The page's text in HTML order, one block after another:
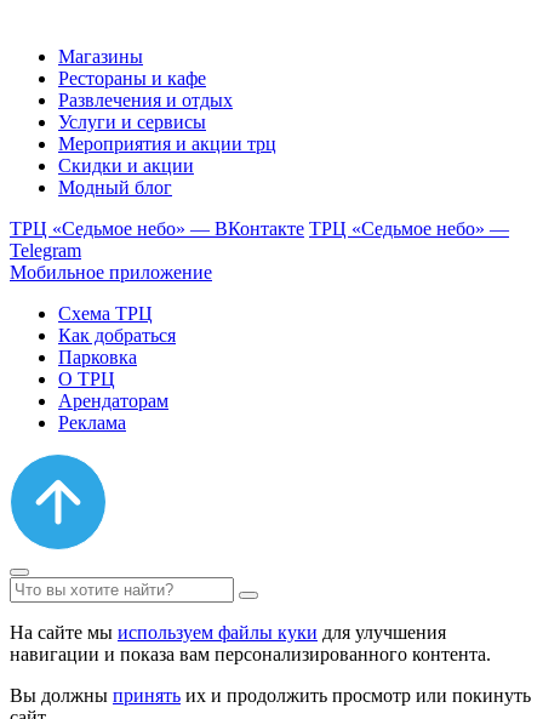
Магазины
Рестораны и кафе
Развлечения и отдых
Услуги и сервисы
Мероприятия и акции трц
Скидки и акции
Модный блог
ТРЦ «Седьмое небо» — ВКонтакте ТРЦ «Седьмое небо» —
Telegram
Мобильное приложение
Схема ТРЦ
Как добраться
Парковка
О ТРЦ
Арендаторам
Реклама
На сайте мы используем файлы куки для улучшения
навигации и показа вам персонализированного контента.
Вы должны принять их и продолжить просмотр или покинуть